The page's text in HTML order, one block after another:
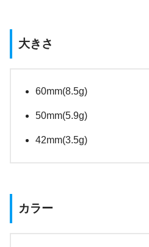
大きさ
60mm(8.5g)
50mm(5.9g)
42mm(3.5g)
カラー